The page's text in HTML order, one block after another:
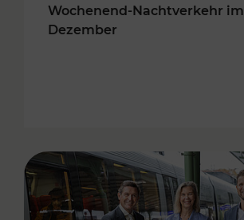
Wochenend-Nachtverkehr im
Dezember